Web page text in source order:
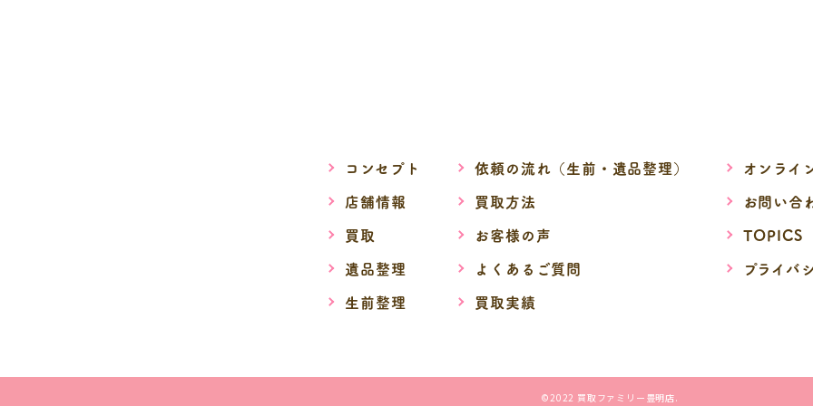
コンセプト
店舗情報
買取
遺品整理
生前整理
依頼の流れ（生前・遺品整理）
買取方法
お客様の声
よくあるご質問
買取実績
オンライ
お問い合
TOPICS
プライバ
©2022 買取ファミリー豊明店.